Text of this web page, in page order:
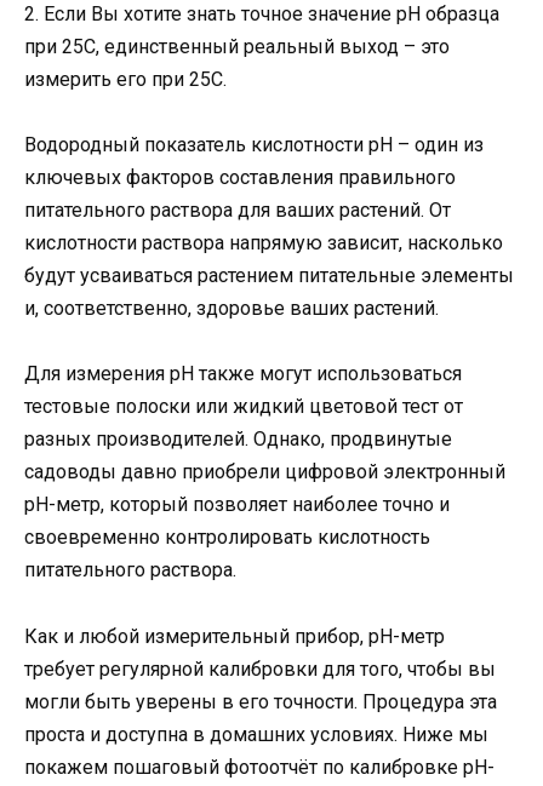
2. Если Вы хотите знать точное значение рН образца
при 25С, единственный реальный выход – это
измерить его при 25С.
Водородный показатель кислотности pH – один из
ключевых факторов составления правильного
питательного раствора для ваших растений. От
кислотности раствора напрямую зависит, насколько
будут усваиваться растением питательные элементы
и, соответственно, здоровье ваших растений.
Для измерения pH также могут использоваться
тестовые полоски или жидкий цветовой тест от
разных производителей. Однако, продвинутые
садоводы давно приобрели цифровой электронный
pH-метр, который позволяет наиболее точно и
своевременно контролировать кислотность
питательного раствора.
Как и любой измерительный прибор, pH-метр
требует регулярной калибровки для того, чтобы вы
могли быть уверены в его точности. Процедура эта
проста и доступна в домашних условиях. Ниже мы
покажем пошаговый фотоотчёт по калибровке pH-